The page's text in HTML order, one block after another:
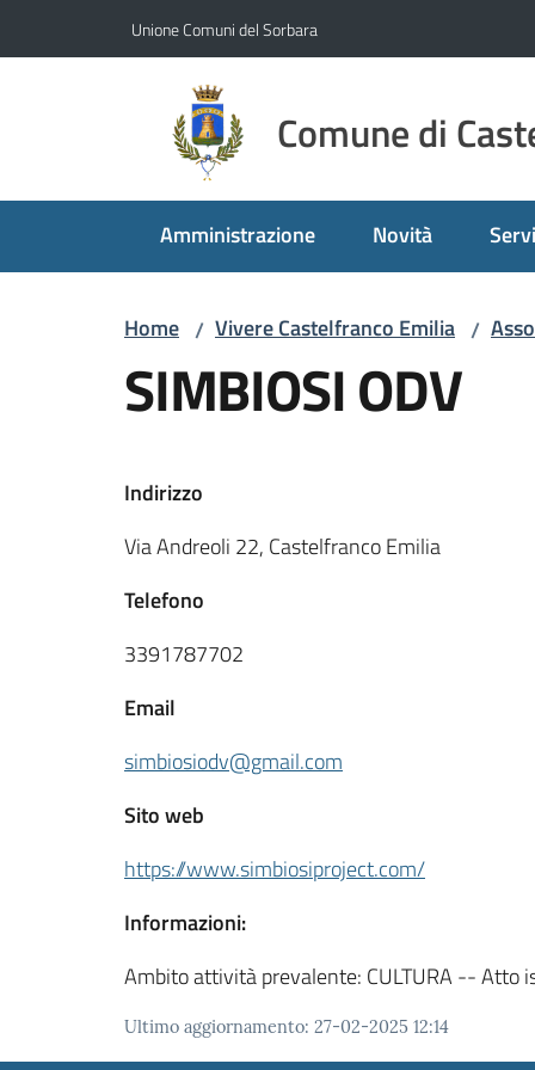
Unione Comuni del Sorbara
Comune di
Amministrazione Novità
Home / Vivere Castelfranco Emilia /
SIMBIOSI ODV
Indirizzo
Via Andreoli 22, Castelfranco Emilia
Telefono
3391787702
Email
simbiosiodv@gmail.com
Sito web
https://www.simbiosiproject.com/
Informazioni:
Ambito attività prevalente: CULTURA -- Atto
Ultimo aggiornamento: 27-02-2025 12:14